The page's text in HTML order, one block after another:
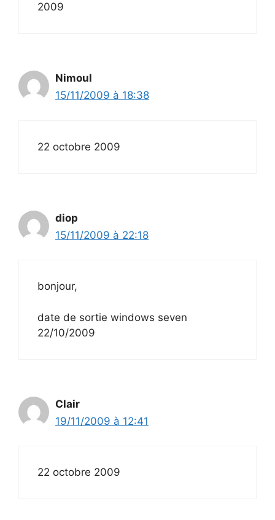
2009
Nimoul
15/11/2009 à 18:38
22 octobre 2009
diop
15/11/2009 à 22:18
bonjour,
date de sortie windows seven
22/10/2009
Clair
19/11/2009 à 12:41
22 octobre 2009